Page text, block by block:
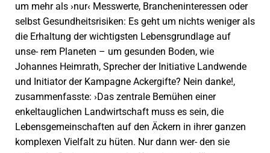
um mehr als ›nur‹ Messwerte, Brancheninteressen oder
selbst Gesundheitsrisiken: Es geht um nichts weniger als
die Erhaltung der wichtigsten Lebensgrundlage auf
unse- rem Planeten – um gesunden Boden, wie
Johannes Heimrath, Sprecher der Initiative Landwende
und Initiator der Kampagne Ackergifte? Nein danke!,
zusammenfasste: ›Das zentrale Bemühen einer
enkeltauglichen Landwirtschaft muss es sein, die
Lebensgemeinschaften auf den Äckern in ihrer ganzen
komplexen Vielfalt zu hüten. Nur dann wer- den sie